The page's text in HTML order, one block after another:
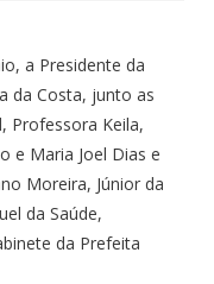
a Presidente da
da Costa, junto as
Professora Keila,
e Maria Joel Dias e
Moreira, Júnior da
da Saúde,
da Prefeita